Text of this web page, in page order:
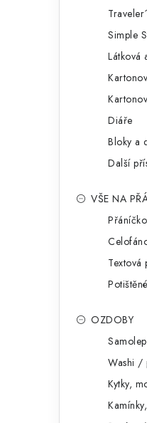
Simple
Látková
Diáře
Bloky a
Další
VŠE NA
Textová
OZDOBY
Washi /
Kytky,